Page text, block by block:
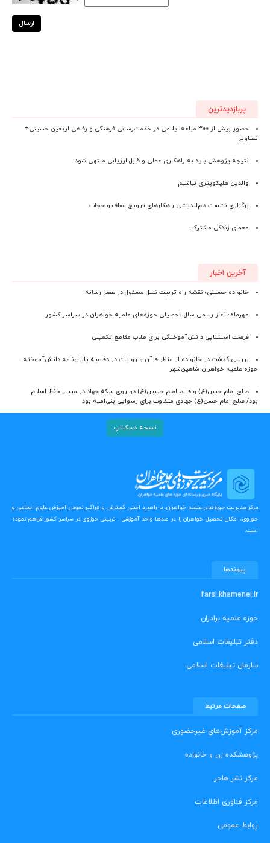
ارسال
پربازدیدترین
حضور بیش از ۳۰۰ مبلغه ایلامی در خدمت‌رسانی فرهنگی و رفاهی اربعین حسینی+
تصاویر
نتیجه پژوهش باید به راهکاری عملی و قابل ارزیابی منتهی شود
والدین هلیکوپتری نباشیم
برگزاری نشست هم‌اندیشی راهکارهای ترویج عفاف و حجاب
معمای زندگی مشترک
آخرین اخبار
خانواده حسینی؛ نقشه راه تربیت نسل مسئول در عصر رسانه
مهرماه؛ آغاز رسمی سال تحصیلی حوزه‌های علمیه خواهران در سراسر کشور
فرصت استثنایی دانش‌آموختگی برای طلاب مقاطع تکمیلی
بررسی گذشت در خانواده از منظر قرآن و روایات در دفاعیه پایان‌نامه دانش‌آموخته
حوزه علمیه خواهران شاهین‌شهر
صلح امام حسن(ع) و قیام امام حسین(ع) دو روی سکه جهاد در مسیر حفظ اسلام
بود/ صلح امام حسن(ع) جهادی متفاوت برای رسوایی بنی‌امیه بود
نسخه دسکتاپ
مرکز مدیریت حوزه‌های علمیه خواهران، با راهبرد اصلی گسترش و فراگیر نمودن آموزش علوم اسلامی و
حوزوی، امکان تحصیل خواهران را در صدها واحد آموزشی - تربیتی حوزوی در سراسر کشور فراهم نموده
است.
پیوندها
farsi.khamenei.ir
حوزه علمیه برادران
دفتر تبلیغات اسلامی
سازمان تبلیغات اسلامی
صفحات مرتبط
مرکز آموزش‌های غیرحضوری
پژوهشکده زن و خانواده
مرکز نشر هاجر
مرکز فناوری اطلاعات
روابط عمومی